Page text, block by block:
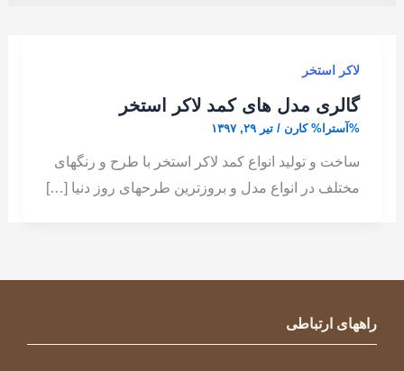
لاکر استخر
گالری مدل های کمد لاکر استخر
%آسترا% کارن / تیر ۲۹, ۱۳۹۷
ساخت و تولید انواع کمد لاکر استخر با طرح و رنگهای
مختلف در انواع مدل و بروزترین طرحهای روز دنیا […]
راههای ارتباطی